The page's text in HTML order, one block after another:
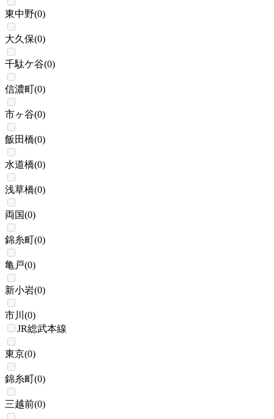
東中野(0)
大久保(0)
千駄ケ谷(0)
信濃町(0)
市ヶ谷(0)
飯田橋(0)
水道橋(0)
浅草橋(0)
両国(0)
錦糸町(0)
亀戸(0)
新小岩(0)
市川 (0)
JR総武本線
東京(0)
錦糸町(0)
三越前(0)